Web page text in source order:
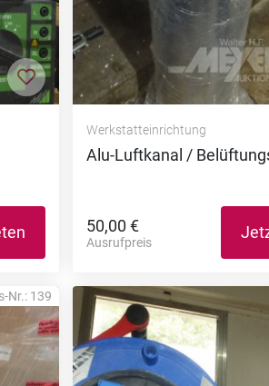
Zur Merkliste hinzufügen
Werkstatteinrichtung
Alu-Luftkanal /
50,00 €
Ausrufpreis
Nr.: 139